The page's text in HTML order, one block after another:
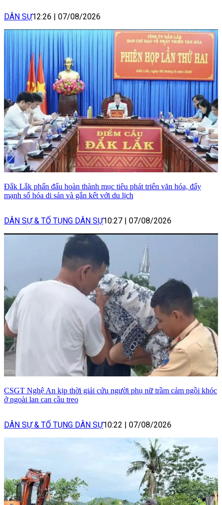
DÂN SỰ12:26 | 07/08/2026
Đắk Lắk phấn đấu hoàn thành mục tiêu phát triển văn hóa, đẩy
mạnh số hóa di sản và gắn kết với du lịch
DÂN SỰ & TỐ TỤNG DÂN SỰ10:27 | 07/08/2026
CSGT Nghệ An kịp thời giải cứu người phụ nữ trầm cảm ngồi khóc
ở ngoài lan can cầu treo
DÂN SỰ & TỐ TỤNG DÂN SỰ10:22 | 07/08/2026